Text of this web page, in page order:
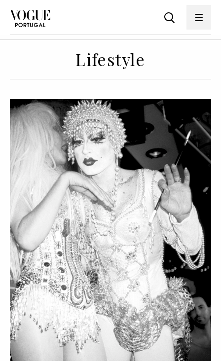
Lifestyle